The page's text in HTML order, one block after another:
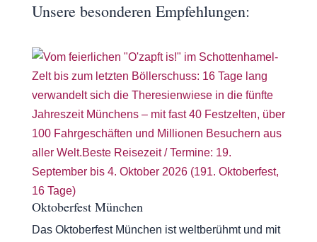
Unsere besonderen Empfehlungen:
Oktoberfest München
Das Oktoberfest München ist weltberühmt und mit